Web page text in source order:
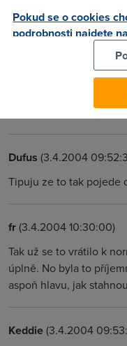
panbu za ty dary a at
(3.4.2004
Neboj.. až stahovači
prográmky po tom
Dufus (3.4.2004
Tipuju ze to tak pojede
fr(3.4.2004 10:30:00)
Tak už se to vrátilo k
úplně. No byla to
aspoň hlavu, jak
Keddie(3.4.2004
Pokud se o cookies
podrobnosti najdete